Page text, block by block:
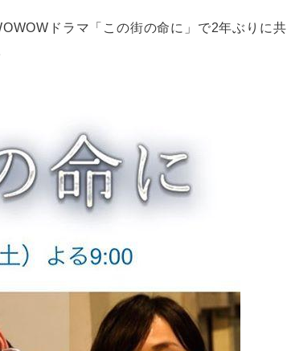
ドラマ「この街の命に」で2年ぶりに共